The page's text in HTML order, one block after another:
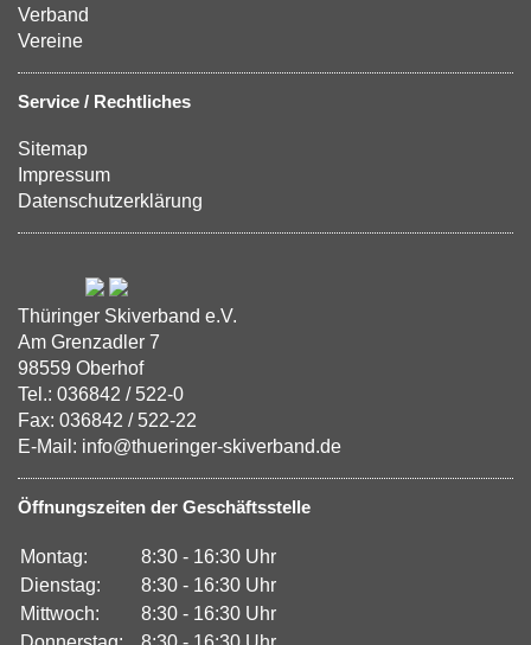
Verband
Vereine
Service / Rechtliches
Sitemap
Impressum
Datenschutzerklärung
Thüringer Skiverband e.V.
Am Grenzadler 7
98559 Oberhof
Tel.: 036842 / 522-0
Fax: 036842 / 522-22
E-Mail: info@thueringer-skiverband.de
Öffnungszeiten der Geschäftsstelle
Montag:
8:30 - 16:30 Uhr
Dienstag:
8:30 - 16:30 Uhr
Mittwoch:
8:30 - 16:30 Uhr